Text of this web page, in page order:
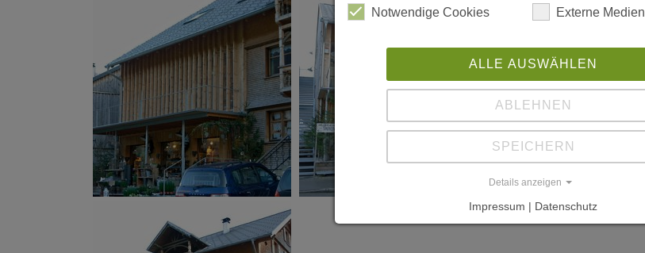
Notwendige Cookies Externe Medien
ALLE AUSWÄHLEN
ABLEHNEN
SPEICHERN
Details anzeigen
Impressum | Datenschutz